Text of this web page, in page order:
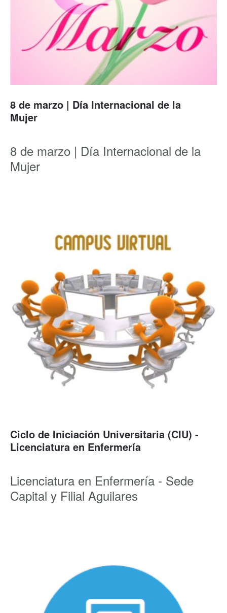
8 de marzo | Día Internacional de la
Mujer
8 de marzo | Día Internacional de la
Mujer
Ciclo de Iniciación Universitaria (CIU) -
Licenciatura en Enfermería
Licenciatura en Enfermería - Sede
Capital y Filial Aguilares